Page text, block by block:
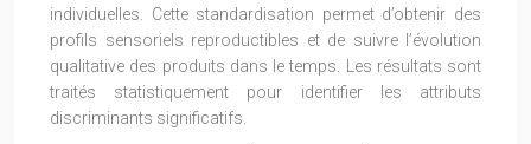
individuelles. Cette standardisation permet d’obtenir des
profils sensoriels reproductibles et de suivre l’évolution
qualitative des produits dans le temps. Les résultats sont
traités statistiquement pour identifier les attributs
discriminants significatifs.